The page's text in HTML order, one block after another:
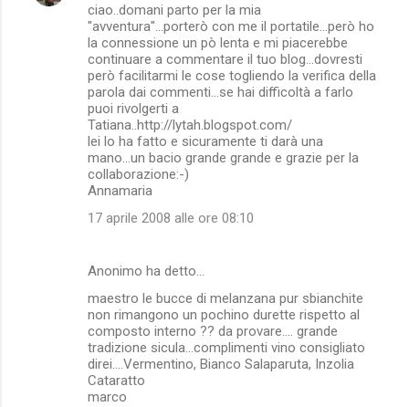
ciao..domani parto per la mia
"avventura"...porterò con me il portatile...però ho
la connessione un pò lenta e mi piacerebbe
continuare a commentare il tuo blog...dovresti
però facilitarmi le cose togliendo la verifica della
parola dai commenti...se hai difficoltà a farlo
puoi rivolgerti a
Tatiana..http://lytah.blogspot.com/
lei lo ha fatto e sicuramente ti darà una
mano...un bacio grande grande e grazie per la
collaborazione:-)
Annamaria
17 aprile 2008 alle ore 08:10
Anonimo ha detto…
maestro le bucce di melanzana pur sbianchite
non rimangono un pochino durette rispetto al
composto interno ?? da provare.... grande
tradizione sicula...complimenti vino consigliato
direi....Vermentino, Bianco Salaparuta, Inzolia
Cataratto
marco